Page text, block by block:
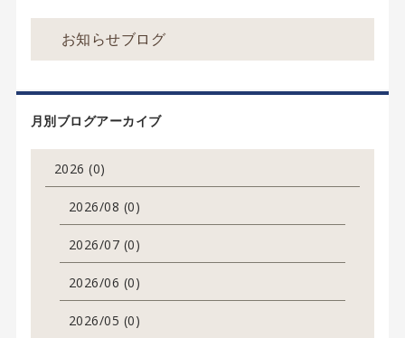
お知らせブログ
月別ブログアーカイブ
2026 (0)
2026/08 (0)
2026/07 (0)
2026/06 (0)
2026/05 (0)